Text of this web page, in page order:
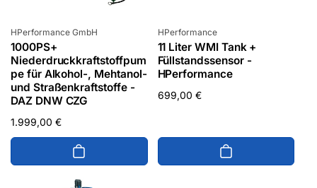
Anbieter:
HPerformance GmbH
1000PS+
Niederdruckkraftstoffpum
pe für Alkohol-, Mehtanol-
und Straßenkraftstoffe -
DAZ DNW CZG
Normaler
Preis
1.999,00 €
Anbieter:
HPerformance
11 Liter WMI Tank +
Füllstandssensor -
HPerformance
Normaler
699,00 €